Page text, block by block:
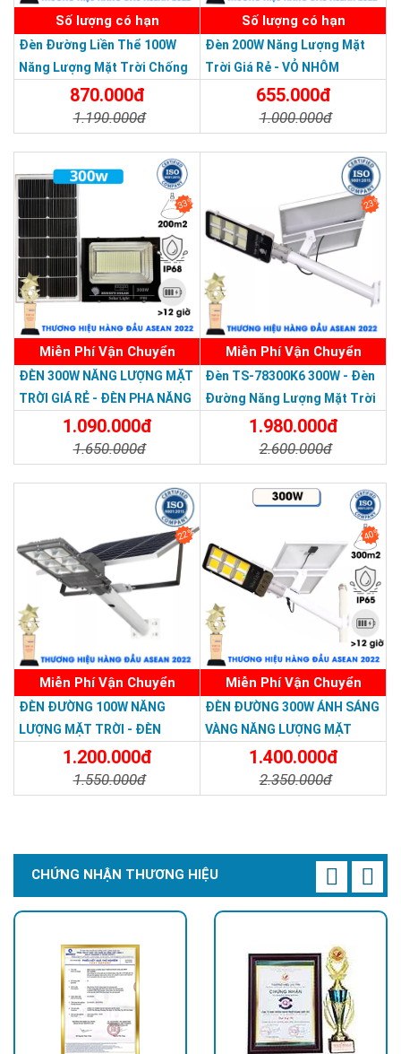
Công nghệ cảm biến thông minh giúp đèn 1500W năng lượng
mặt trời tự động bật sáng vào ban đêm và tự tắt vào ban
ngày. Đèn cũng sẽ tự hấp thu năng lượng mặt trời để chuyển
hoá thành nguồn điện mà không cần sự can thiệp của con
Nếu quý khách hàng không muốn đèn tự động hoạt động thì
có thể sử dụng remote điều khiển từ xa với các chức năng là:
tăng/giảm độ sáng, bật/tắt đèn, hẹn giờ sử dụng sau 3/5/8 giờ
rất tiện lợi. Khoảng cách điều khiển có thể lên đến 10m ở điều
kiện lý tưởng.
Chế độ bảo hành
Hoàng Quốc Bảo cam kết bảo hành 36 tháng cho sản phẩm, 1
Thương hiệu dẫn đầu Việt Nam 2023
Số lượng có hạn
Đèn Đường Liền Thể 100W
Năng Lượng Mặt Trời Chống
Nước Giá Rẻ870.000đ
1.190.000đ
Số lượng có hạn
Đèn 200W Năng Lượng Mặt
Trời Giá Rẻ - VỎ NHÔM
655.000đ
1.000.000đ
33%
Miễn Phí Vận Chuyển
ĐÈN 300W NĂNG LƯỢNG MẶT
TRỜI GIÁ RẺ - ĐÈN PHA NĂNG
LƯỢNG MẶT TRỜI 300W MẪU
1.090.000đ
1.650.000đ
23%
Miễn Phí Vận Chuyển
Đèn TS-78300K6 300W - Đèn
Đường Năng Lượng Mặt Trời
300W TS-78300K6 - Solar
Light 300W
1.980.000đ
2.600.000đ
22%
Miễn Phí Vận Chuyển
ĐÈN ĐƯỜNG 100W NĂNG
LƯỢNG MẶT TRỜI - ĐÈN
ĐƯỜNG NĂNG LƯỢNG MẶT
TRỜI 100W GIÁ RẺ - Solar
Light 100W
1.200.000đ
1.550.000đ
40%
Miễn Phí Vận Chuyển
ĐÈN ĐƯỜNG 300W ÁNH SÁNG
VÀNG NĂNG LƯỢNG MẶT
TRỜI - Solar Light 300W
1.400.000đ
2.350.000đ
CHỨNG NHẬN THƯƠNG HIỆU